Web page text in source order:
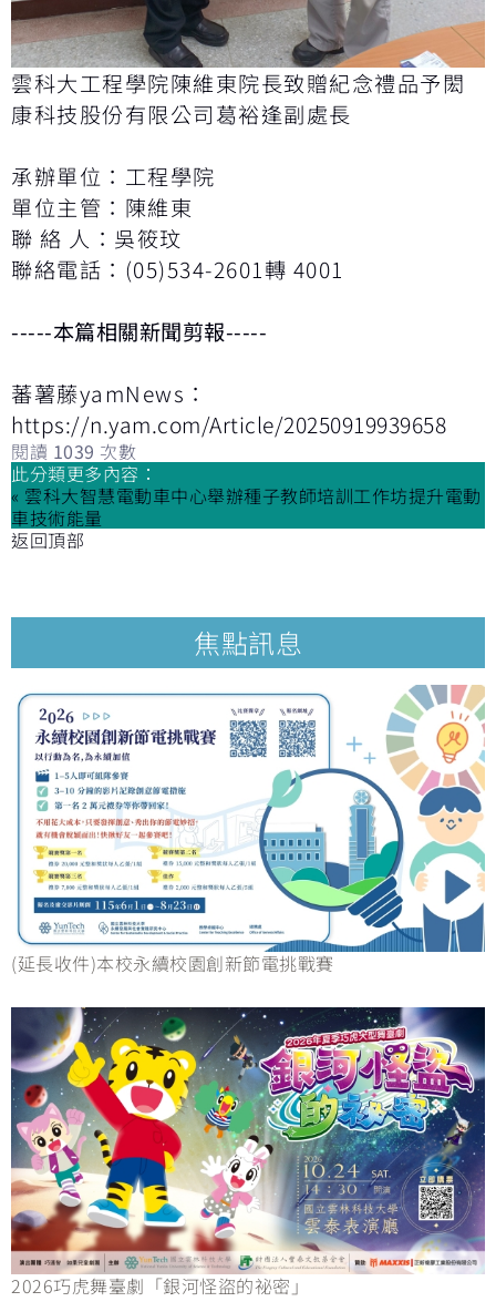
雲科大工程學院陳維東院長致贈紀念禮品予閎
康科技股份有限公司葛裕逢副處長
承辦單位：工程學院
單位主管：陳維東
聯 絡 人：吳筱玟
聯絡電話：(05)534-2601轉 4001
-----本篇相關新聞剪報-----
蕃薯藤yamNews：
https://n.yam.com/Article/20250919939658
閱讀 1039 次數
此分類更多內容：
« 雲科大智慧電動車中心舉辦種子教師培訓工作坊提升電動
車技術能量
返回頂部
焦點訊息
(延長收件)本校永續校園創新節電挑戰賽
2026巧虎舞臺劇「銀河怪盜的祕密」